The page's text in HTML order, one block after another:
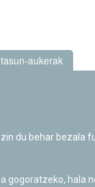
aukerak
du behar bezala
hala